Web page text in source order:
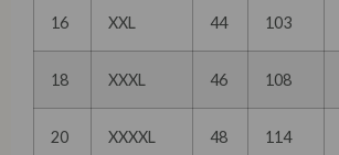
16 XXL 44 103
18 XXXL 46 108
20 XXXXL 48 114